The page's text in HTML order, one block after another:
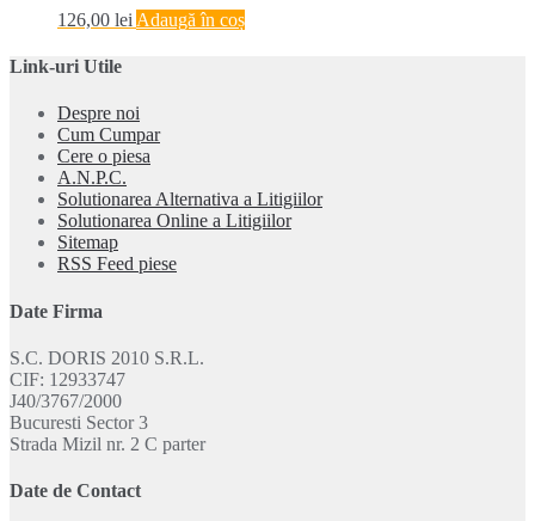
126,00 lei Adaugă în coș
Link-uri Utile
Despre noi
Cum Cumpar
Cere o piesa
A.N.P.C.
Solutionarea Alternativa a Litigiilor
Solutionarea Online a Litigiilor
Sitemap
RSS Feed piese
Date Firma
S.C. DORIS 2010 S.R.L.
CIF: 12933747
J40/3767/2000
Bucuresti Sector 3
Strada Mizil nr. 2 C parter
Date de Contact